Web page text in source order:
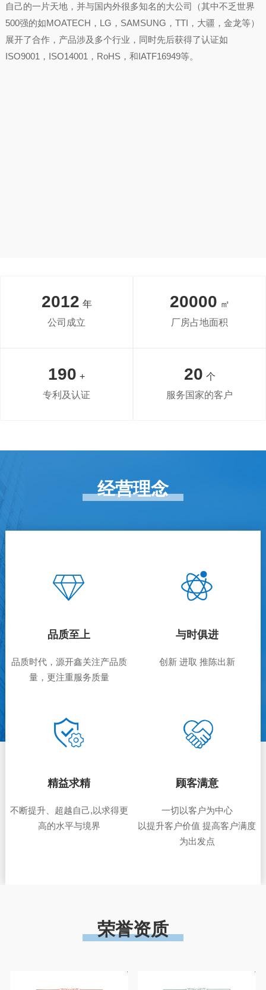
自己的一片天地，并与国内外很多知名的大公司（其中不乏世界
500强的如MOATECH，LG，SAMSUNG，TTI，大疆，金龙等）
展开了合作，产品涉及多个行业，同时先后获得了认证如
ISO9001，ISO14001，RoHS，和IATF16949等。
2012 年
公司成立
20000 ㎡
厂房占地面积
190 +
专利及认证
20 个
服务国家的客户
经营理念
品质至上
品质时代，源开鑫关注产品质
量，更注重服务质量
与时俱进
创新 进取 推陈出新
精益求精
不断提升、超越自己,以求得更
高的水平与境界
顾客满意
一切以客户为中心
以提升客户价值 提高客户满度
为出发点
荣誉资质